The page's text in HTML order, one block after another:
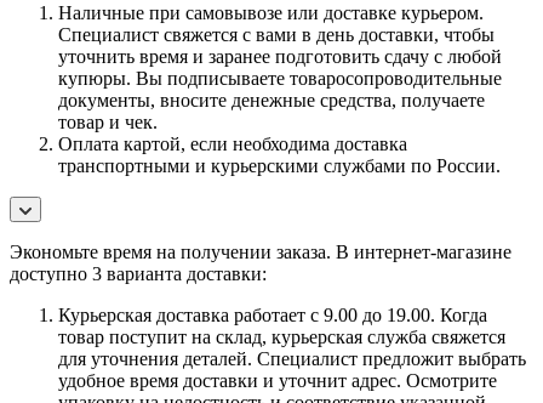
Наличные при самовывозе или доставке курьером.
Специалист свяжется с вами в день доставки, чтобы
уточнить время и заранее подготовить сдачу с любой
купюры. Вы подписываете товаросопроводительные
документы, вносите денежные средства, получаете
товар и чек.
Оплата картой, если необходима доставка
транспортными и курьерскими службами по России.
Экономьте время на получении заказа. В интернет-магазине
доступно 3 варианта доставки:
Курьерская доставка работает с 9.00 до 19.00. Когда
товар поступит на склад, курьерская служба свяжется
для уточнения деталей. Специалист предложит выбрать
удобное время доставки и уточнит адрес. Осмотрите